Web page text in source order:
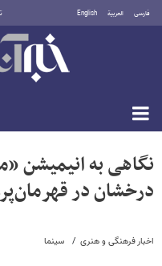
فارسی العربية English
جمعه ۱۶ مرداد ۱۴۰۵
اخبار فرهنگی و هنری سینما
نگاهی به انیمیشن
درخشان در